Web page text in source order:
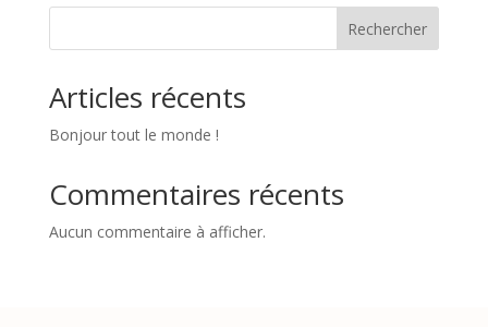
Rechercher
Articles récents
Bonjour tout le monde !
Commentaires récents
Aucun commentaire à afficher.